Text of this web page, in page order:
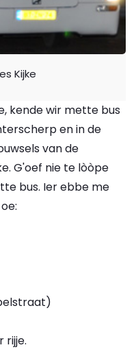
Kijke
kende wir mette bus
en in de
van de
G'oef nie te lòòpe
bus. Ier ebbe me
rijje.